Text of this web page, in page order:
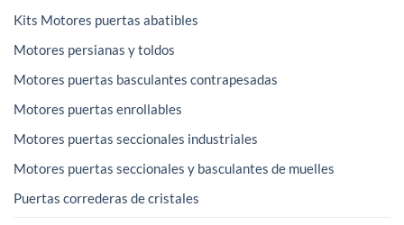
Kits Motores puertas abatibles
Motores persianas y toldos
Motores puertas basculantes contrapesadas
Motores puertas enrollables
Motores puertas seccionales industriales
Motores puertas seccionales y basculantes de muelles
Puertas correderas de cristales